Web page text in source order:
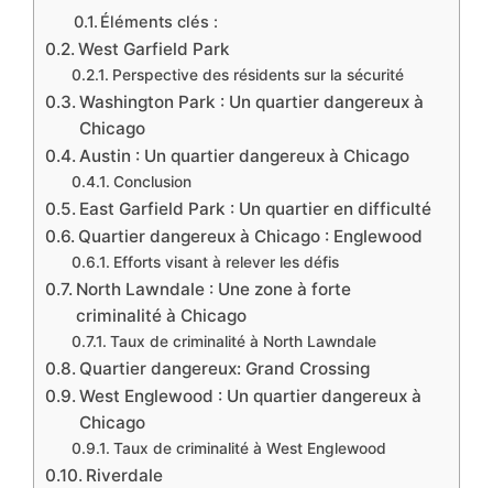
Éléments clés :
West Garfield Park
Perspective des résidents sur la sécurité
Washington Park : Un quartier dangereux à
Chicago
Austin : Un quartier dangereux à Chicago
Conclusion
East Garfield Park : Un quartier en difficulté
Quartier dangereux à Chicago : Englewood
Efforts visant à relever les défis
North Lawndale : Une zone à forte
criminalité à Chicago
Taux de criminalité à North Lawndale
Quartier dangereux: Grand Crossing
West Englewood : Un quartier dangereux à
Chicago
Taux de criminalité à West Englewood
Riverdale